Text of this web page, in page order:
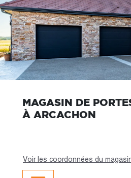
MAGASIN DE
À ARCACHON
Voir les coordonnées du